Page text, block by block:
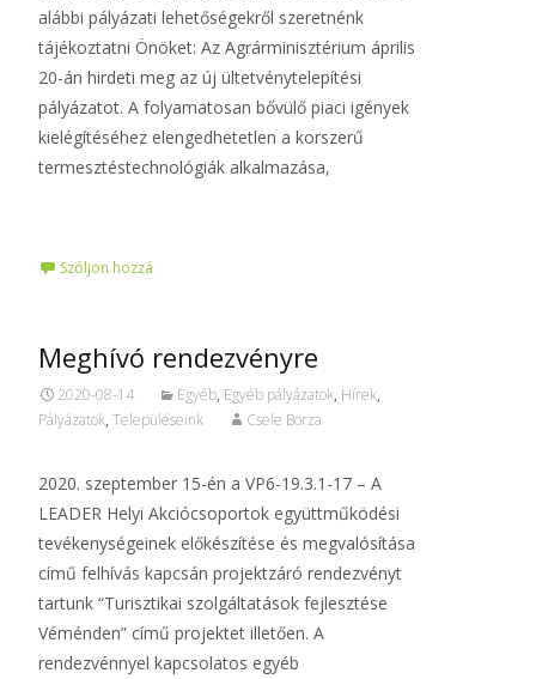
alábbi pályázati lehetőségekről szeretnénk
tájékoztatni Önöket: Az Agrárminisztérium április
20-án hirdeti meg az új ültetvénytelepítési
pályázatot. A folyamatosan bővülő piaci igények
kielégítéséhez elengedhetetlen a korszerű
termesztéstechnológiák alkalmazása,
Szóljon hozzá
Meghívó rendezvényre
2020-08-14 Egyéb, Egyéb pályázatok, Hírek,
Pályázatok, Településeink Csele Borza
2020. szeptember 15-én a VP6-19.3.1-17 – A
LEADER Helyi Akciócsoportok együttműködési
tevékenységeinek előkészítése és megvalósítása
című felhívás kapcsán projektzáró rendezvényt
tartunk “Turisztikai szolgáltatások fejlesztése
Véménden” című projektet illetően. A
rendezvénnyel kapcsolatos egyéb